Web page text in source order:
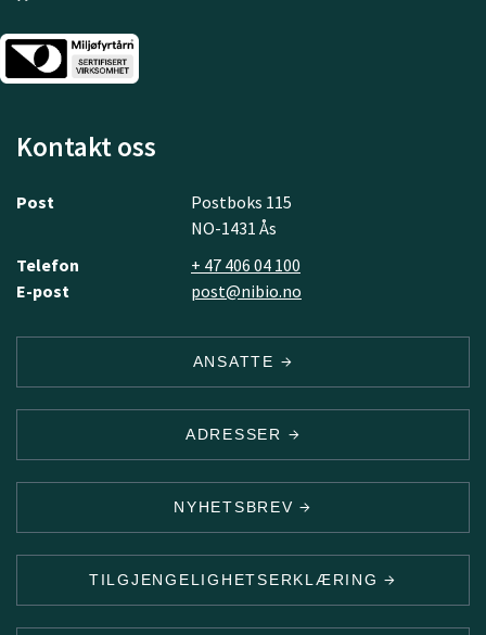
Kontakt oss
Post
Postboks 115
NO-1431 Ås
Telefon
+ 47 406 04 100
E-post
post@nibio.no
ANSATTE
ADRESSER
NYHETSBREV
TILGJENGELIGHETSERKLÆRING